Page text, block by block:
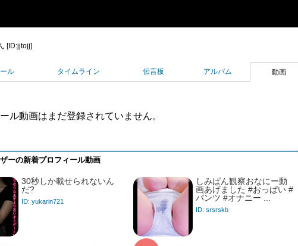
[ID:jjtojj]
ル タイムライン 伝言板 アルバム 動画
ル動画はまだ登録されていません。
ーの新着プロフィール動画
30秒しか載せられないん
だ?
ID: yukarin721
しみぱん観察おなにー動
画あげました #おっぱい #
パンツ #オナニー ...
ID: srsrskb